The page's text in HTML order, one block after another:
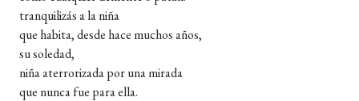
tranquilizás a la niña
que habita, desde hace muchos años,
su soledad,
niña aterrorizada por una mirada
que nunca fue para ella.